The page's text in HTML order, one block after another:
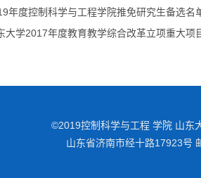
年度控制科学与工程学院推免研究生备选名
大学2017年度教育教学综合改革立项重大项
©2019控制科学与工程 学院 山东
山东省济南市经十路17923号